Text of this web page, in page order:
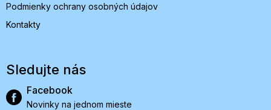
Podmienky ochrany osobných údajov
Kontakty
Sledujte nás
Facebook
Novinky na jednom mieste